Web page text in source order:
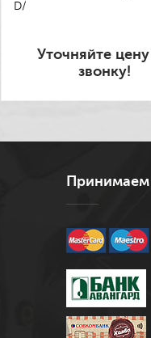
D/
Уточняйте
звонку!
Принимаем